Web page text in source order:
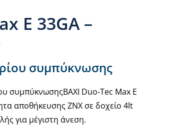
E 33GA –
συμπύκνωσης
συμπύκνωσηςBAXI Duo-Tec Max E
αποθήκευσης ΖΝΧ σε δοχείο 4lt
για μέγιστη άνεση.